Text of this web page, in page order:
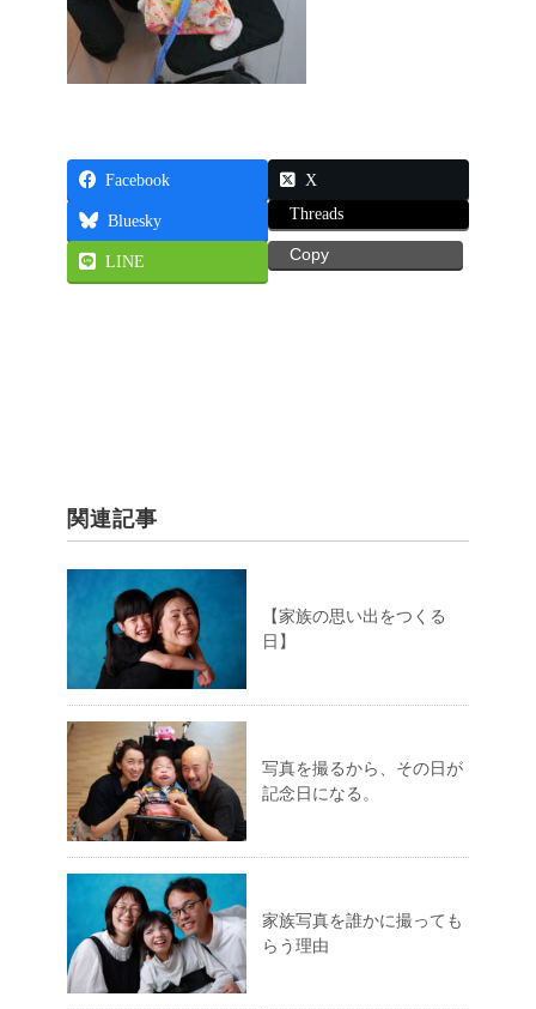
Facebook X
Bluesky Threads
LINE Copy
関連記事
【家族の思い出をつくる
日】
写真を撮るから、その日が
記念日になる。
家族写真を誰かに撮っても
らう理由